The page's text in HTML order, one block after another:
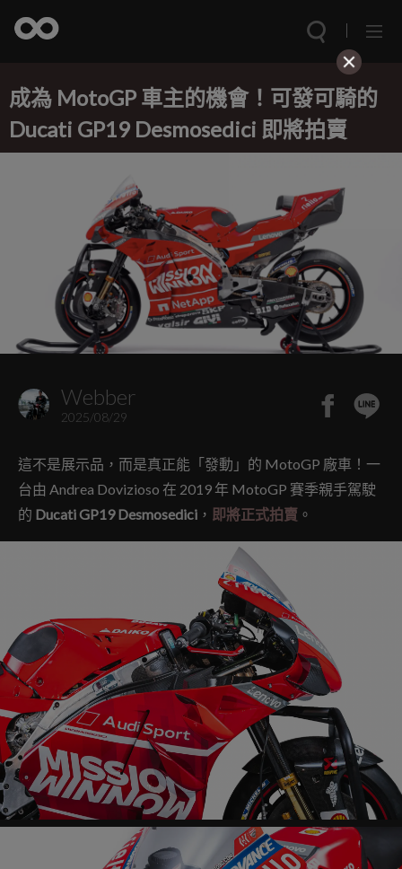
成為 MotoGP 車主的機會！可發可騎的
Ducati GP19 Desmosedici 即將拍賣
Webber
2025/08/29
這不是展示品，而是真正能「發動」的 MotoGP 廠車！一
台由 Andrea Dovizioso 在 2019 年 MotoGP 賽季親手駕駛
的 Ducati GP19 Desmosedici ， 即將正式拍賣 。